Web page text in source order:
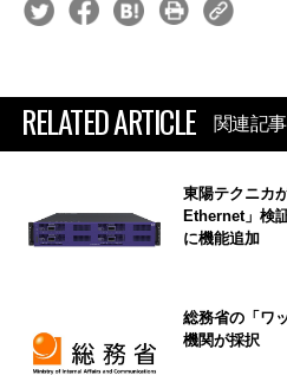
RELATED ARTICLE 関連記事
東陽テクニカ
Ethernet」検
に機能追加
総務省の「ワ
機関が採択